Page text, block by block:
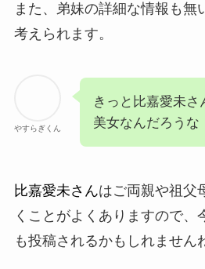
また、弟妹の詳細な情報も無
考えられます。
やすらぎくん
きっと比嘉愛未さ
美女なんだろうな
比嘉愛未さんはご両親や祖父
くことがよくありますので、
も投稿されるかもしれません